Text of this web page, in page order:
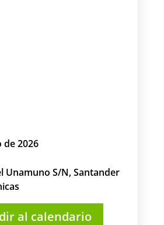
de 2026
Unamuno S/N, Santander
al calendario